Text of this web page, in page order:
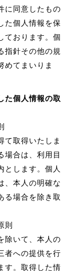
に同意したもの
た個人情報を保
ております。個
指針その他の規
めてまいりま
た個人情報の取
て取得いたしま
場合は、利用目
とします。個人
、本人の明確な
る場合を除き取
則
除いて、本人の
者への提供を行
す。取得した情